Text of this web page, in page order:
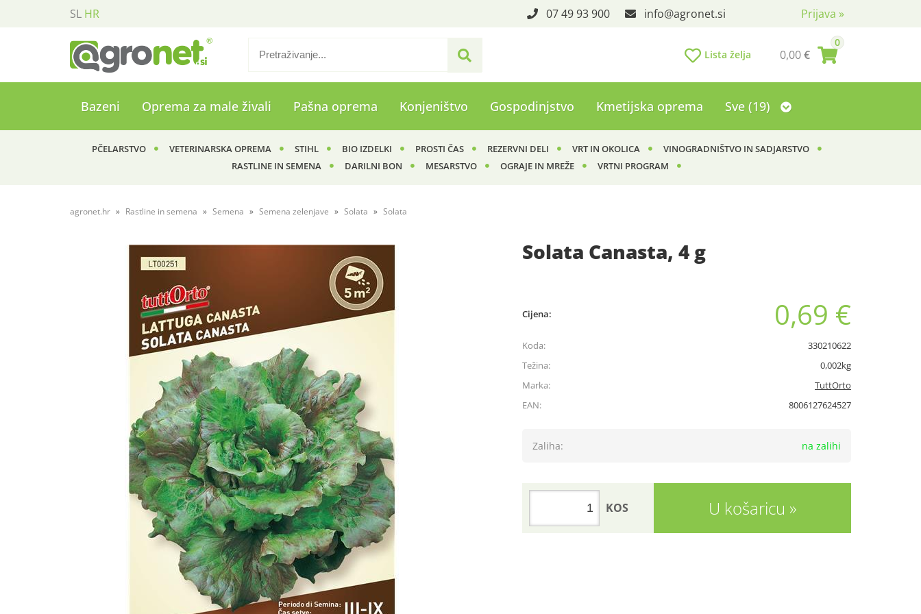
SL HR Prijava »
07 49 93 900 info agronet.si
0
0,00€
Lista želja
Bazeni Oprema za male živali Pašna oprema Konjeništvo Gospodinjstvo Kmetijska oprema Sve (19)
PČELARSTVO VETERINARSKA OPREMA STIHL BIO IZDELKI PROSTI ČAS REZERVNI DELI VRT IN OKOLICA
VINOGRADNIŠTVO IN SADJARSTVO
RASTLINE IN SEMENA
DARILNI BON MESARSTVO OGRAJE IN MREŽE VRTNI PROGRAM
agronet.hr Rastline in semena Semena Semena zelenjave Solata Solata
Solata Canasta, 4 g
Cijena: 0,69 €
Koda:
330210622
Težina:
0,002kg
Marka:
TuttOrto
EAN:
8006127624527
Zaliha: na zalihi
U košaricu
KOS